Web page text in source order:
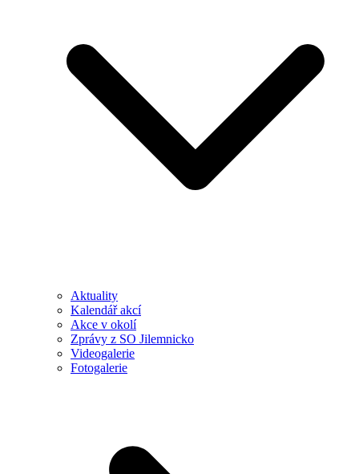
Aktuality
Kalendář akcí
Akce v okolí
Zprávy z SO Jilemnicko
Videogalerie
Fotogalerie